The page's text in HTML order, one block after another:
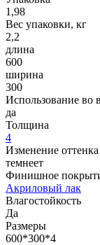
1,98
Вес упаковки, кг
2,2
длина
600
ширина
300
Использование
да
Толщина
4
Изменение
темнеет
Финишное
Акриловый лак
Влагостойкость
Да
Размеры
600*300*4